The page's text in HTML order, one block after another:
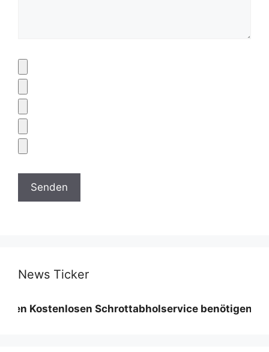
News Ticker
Schrottabholservice benötigen wir eine